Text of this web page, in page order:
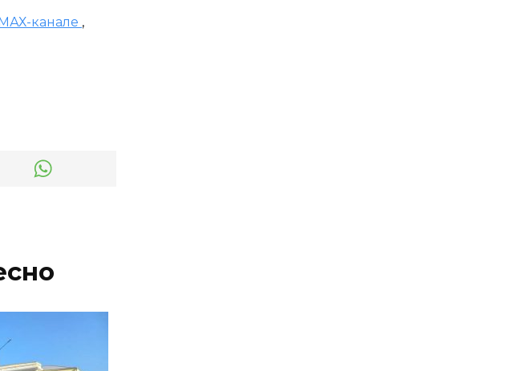
МАХ-канале ,